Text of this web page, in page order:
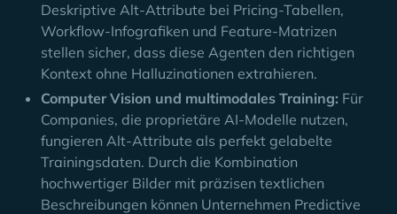
Deskriptive Alt-Attribute bei Pricing-Tabellen,
Workflow-Infografiken und Feature-Matrizen
stellen sicher, dass diese Agenten den richtigen
Kontext ohne Halluzinationen extrahieren.
Computer Vision und multimodales Training: Für
Companies, die proprietäre AI-Modelle nutzen,
fungieren Alt-Attribute als perfekt gelabelte
Trainingsdaten. Durch die Kombination
hochwertiger Bilder mit präzisen textlichen
Beschreibungen können Unternehmen Predictive